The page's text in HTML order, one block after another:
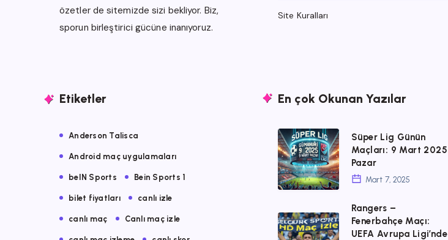
özetler de sitemizde sizi bekliyor. Biz,
sporun birleştirici gücüne inanıyoruz.
Site Kuralları
Etiketler
Anderson Talisca
Android maç uygulamaları
beIN Sports Bein Sports 1
bilet fiyatları canlı izle
canlı maç Canlı maç izle
En çok Okunan Yazılar
Süper
Lig
Günün
Maçları:
9
Mart
Süper Lig Günün
Maçları: 9 Mart 2025
Pazar
Mart 7, 2025
Rangers
Rangers –
Fenerbahçe Maçı:
UEFA Avrupa Ligi’nde